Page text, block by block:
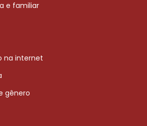
e familiar
na internet
gênero